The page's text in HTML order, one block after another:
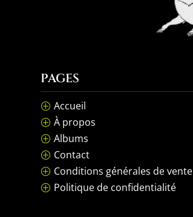
PAGES
P Accueil
P À propos
P Albums
P Contact
P Conditions générales de vente
P Politique de confidentialité